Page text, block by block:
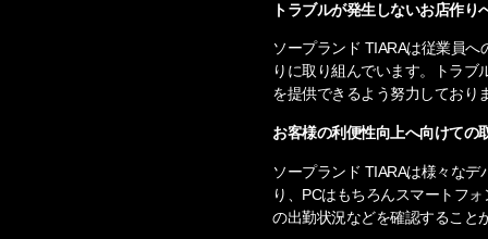
トラブルが発生しないお店作り
ソープランド TIARAは従業員
りに取り組んでいます。トラブ
を提供できるよう努力しており
お客様の利便性向上へ向けての
ソープランド TIARAは様々な
り、PCはもちろんスマートフ
の出勤状況などを確認すること